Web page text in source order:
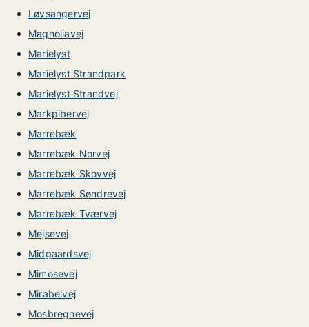
Løvsangervej
Magnoliavej
Marielyst
Marielyst Strandpark
Marielyst Strandvej
Markpibervej
Marrebæk
Marrebæk Norvej
Marrebæk Skovvej
Marrebæk Søndrevej
Marrebæk Tværvej
Mejsevej
Midgaardsvej
Mimosevej
Mirabelvej
Mosbregnevej